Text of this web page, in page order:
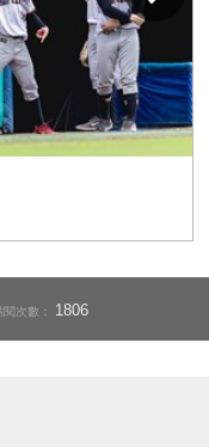
閱次數： 1806